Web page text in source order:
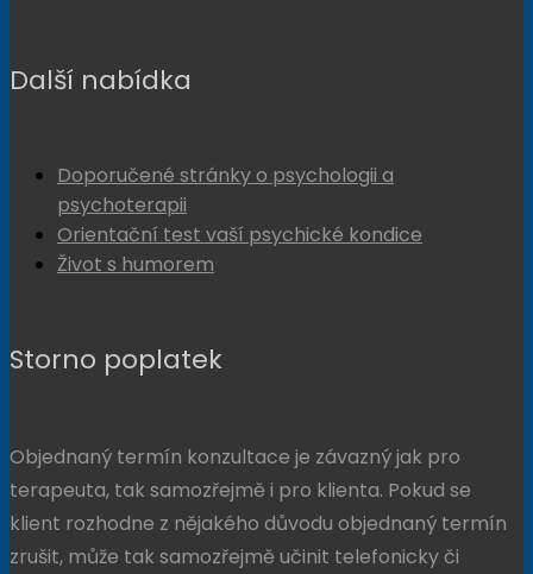
Další nabídka
Doporučené stránky o psychologii a
psychoterapii
Orientační test vaší psychické kondice
Život s humorem
Storno poplatek
Objednaný termín konzultace je závazný jak pro
terapeuta, tak samozřejmě i pro klienta. Pokud se
klient rozhodne z nějakého důvodu objednaný termín
zrušit, může tak samozřejmě učinit telefonicky či